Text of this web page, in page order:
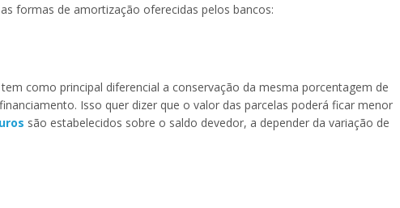
formas de amortização oferecidas pelos bancos:
como principal diferencial a conservação da mesma porcentagem de
Isso quer dizer que o valor das parcelas poderá ficar menor
são estabelecidos sobre o saldo devedor, a depender da variação de